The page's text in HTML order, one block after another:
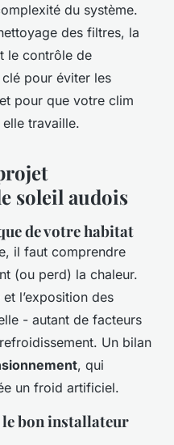
du système.
des filtres, la
le contrôle de
clé pour éviter les
pour que votre clim
travaille.
soleil audois
de votre habitat
il faut comprendre
(ou perd) la chaleur.
l’exposition des
- autant de facteurs
Un bilan
, qui
un froid artificiel.
bon installateur